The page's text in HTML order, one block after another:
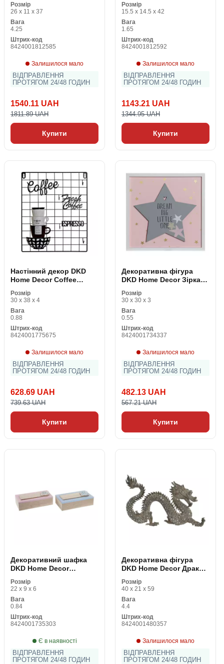
Розмір
26 x 11 x 37
Вага
4.25
Штрих-код
8424001812585
Залишилося мало
ВІДПРАВЛЕННЯ
ПРОТЯГОМ 24/48 ГОДИН
1540.11 UAH
1811.89 UAH
Купити
Позолочений Білий
Розмір
15.5 x 14.5 x 42
Вага
1.65
Штрих-код
8424001812592
Залишилося мало
ВІДПРАВЛЕННЯ
ПРОТЯГОМ 24/48 ГОДИН
1143.21 UAH
1344.95 UAH
Купити
Настінний декор DKD
Home Decor Coffee
x 4 x 38 cm
Розмір
30 x 38 x 4
Вага
0.88
Штрих-код
8424001775675
Залишилося мало
ВІДПРАВЛЕННЯ
ПРОТЯГОМ 24/48 ГОДИН
628.69 UAH
739.63 UAH
Купити
Декоративна фігура
DKD Home Decor Зірка
3 x 30 cm
Розмір
30 x 30 x 3
Вага
0.55
Штрих-код
8424001734337
Залишилося мало
ВІДПРАВЛЕННЯ
ПРОТЯГОМ 24/48 ГОДИН
482.13 UAH
567.21 UAH
Купити
Декоративний шафка
DKD Home Decor
Дерев'яний MDF 22 x 6 x
Розмір
22 x 9 x 6
Вага
0.84
Штрих-код
8424001735303
Є в наявності
ВІДПРАВЛЕННЯ
ПРОТЯГОМ 24/48 ГОДИН
Декоративна фігура
DKD Home Decor Дракон
5 x 31 cm)
Розмір
40 x 21 x 59
Вага
4.4
Штрих-код
8424001480357
Залишилося мало
ВІДПРАВЛЕННЯ
ПРОТЯГОМ 24/48 ГОДИН